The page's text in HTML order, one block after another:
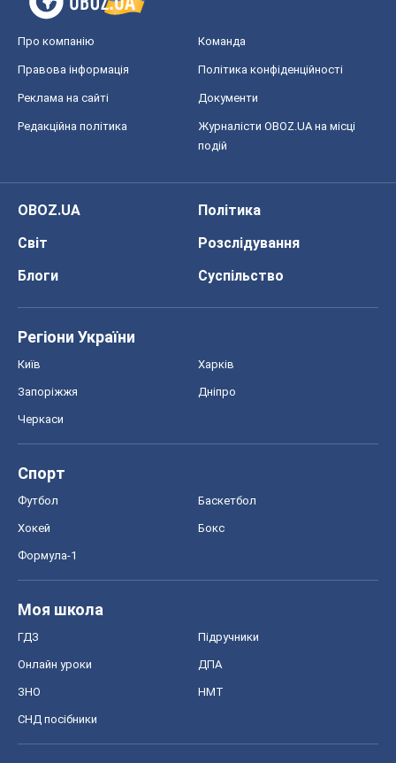
Про компанію Команда
Правова інформація Політика конфіденційності
Реклама на сайті Документи
Редакційна політика
Журналісти OBOZ.UA на місці
подій
OBOZ.UA
Політика
Світ
Розслідування
Блоги
Суспільство
Регіони України
Київ Харків
Запоріжжя Дніпро
Черкаси
Спорт
Футбол Баскетбол
Хокей Бокс
Формула-1
Моя школа
ГДЗ Підручники
Онлайн уроки ДПА
ЗНО НМТ
СНД посібники